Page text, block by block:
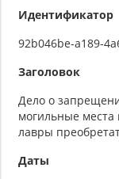
Идентификатор
92b046be-a189-
Заголовок
Дело о
могильные места
лавры
Даты